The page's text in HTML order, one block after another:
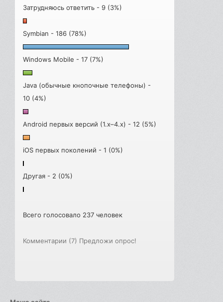
Затрудняюсь ответить - 9 (3%)
Symbian - 186 (78%)
Windows Mobile - 17 (7%)
Java (обычные кнопочные телефоны) -
10 (4%)
Android первых версий (1.x–4.x) - 12 (5%)
iOS первых поколений - 1 (0%)
Другая - 2 (0%)
Всего голосовало 237 человек
Комментарии (7) Предложи опрос!